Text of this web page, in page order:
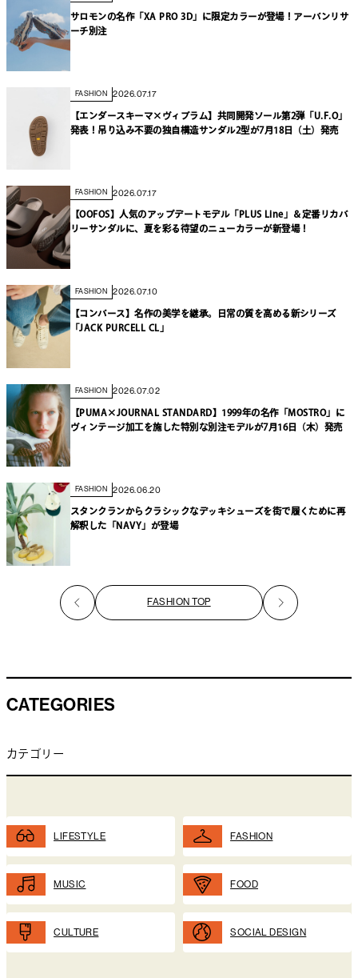
サロモンの名作「XA PRO 3D」に限定カラーが登場！アーバンリサ
ーチ別注
FASHION 2026.07.17
【エンダースキーマ×ヴィブラム】共同開発ソール第2弾「U.F.O」
発表！吊り込み不要の独自構造サンダル2型が7月18日（土）発売
FASHION 2026.07.17
【OOFOS】人気のアップデートモデル「PLUS Line」＆定番リカバ
リーサンダルに、夏を彩る待望のニューカラーが新登場！
FASHION 2026.07.10
【コンバース】名作の美学を継承。日常の質を高める新シリーズ
「JACK PURCELL CL」
FASHION 2026.07.02
【PUMA×JOURNAL STANDARD】1999年の名作「MOSTRO」に
ヴィンテージ加工を施した特別な別注モデルが7月16日（木）発売
FASHION 2026.06.20
スタンクランからクラシックなデッキシューズを街で履くために再
解釈した「NAVY」が登場
FASHION TOP
CATEGORIES
カテゴリー
LIFESTYLE FASHION
MUSIC FOOD
CULTURE SOCIAL DESIGN